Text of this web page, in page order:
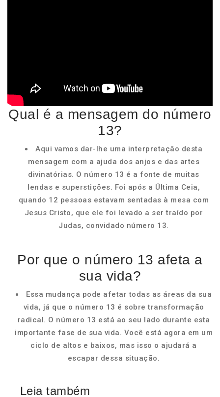
Qual é a mensagem do número
13?
Aqui vamos dar-lhe uma interpretação desta
mensagem com a ajuda dos anjos e das artes
divinatórias. O número 13 é a fonte de muitas
lendas e superstições. Foi após a Última Ceia,
quando 12 pessoas estavam sentadas à mesa com
Jesus Cristo, que ele foi levado a ser traído por
Judas, convidado número 13.
Por que o número 13 afeta a
sua vida?
Essa mudança pode afetar todas as áreas da sua
vida, já que o número 13 é sobre transformação
radical. O número 13 está ao seu lado durante esta
importante fase de sua vida. Você está agora em um
ciclo de altos e baixos, mas isso o ajudará a
escapar dessa situação.
Leia também